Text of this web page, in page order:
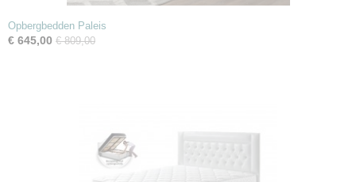
Opbergbedden Paleis
€ 645,00 € 809,00